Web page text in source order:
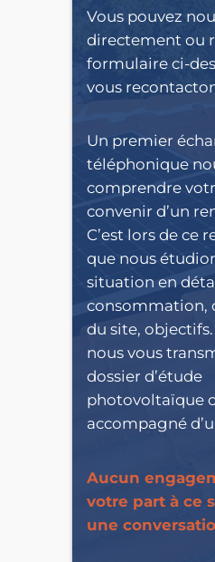
Vous pouvez
directement ou
formulaire ci-
vous
Un premier
téléphonique
comprendre
convenir d’un
C’est lors de ce
que nous
situation en
consommation,
du site, objectifs.
nous vous
dossier d’étude
photovoltaïque
accompagné
Aucun
votre part à ce
une